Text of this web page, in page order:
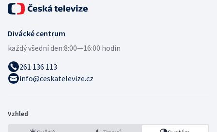
Divácké centrum
každý všední den:8:00—16:00 hodin
261 136 113
info@ceskatelevize.cz
Vzhled